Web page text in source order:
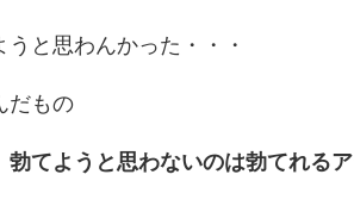
と思わんかった・・・
だもの
勃てよう と思わないのは勃てれる